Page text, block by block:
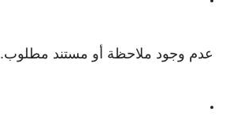
عدم وجود ملاحظة أو مستند مطلوب.